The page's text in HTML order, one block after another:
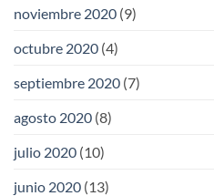
noviembre 2020 (9)
octubre 2020 (4)
septiembre 2020 (7)
agosto 2020 (8)
julio 2020 (10)
junio 2020 (13)